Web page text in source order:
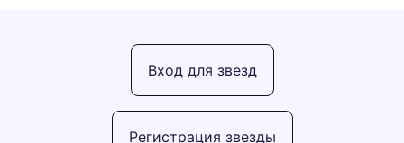
Регистрация звезды
Вход для звезд